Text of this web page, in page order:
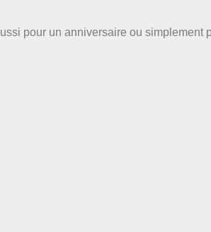
pour un anniversaire ou simplement